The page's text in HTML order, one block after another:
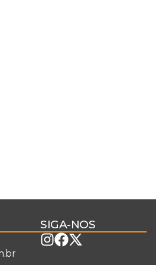
SIGA-NOS